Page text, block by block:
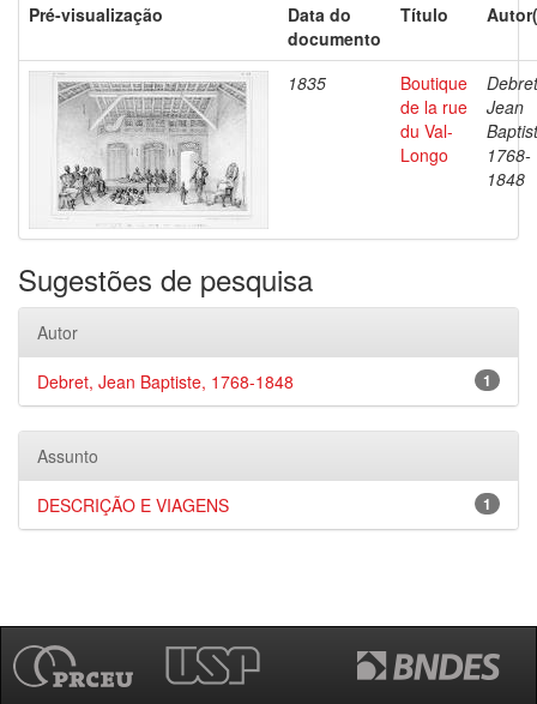
Pré-visualização
Data do
documento
Título
1835
Boutique
de la rue
du Val-
Longo
Jean
1768-
1848
Sugestões de pesquisa
Autor
1
Debret, Jean Baptiste, 1768-1848
Assunto
1
DESCRIÇÃO E VIAGENS